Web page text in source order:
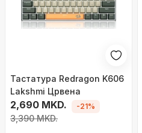
Тастатура Redragon K606
Lakshmi Црвена
2,690 MKD.
3,390 MKD.
-21%